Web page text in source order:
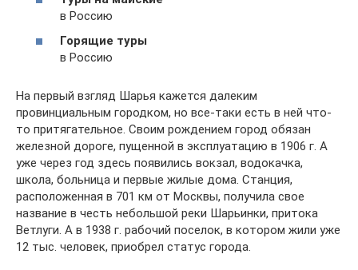
в Россию
Горящие туры
в Россию
На первый взгляд Шарья кажется далеким
провинциальным городком, но все-таки есть в ней что-
то притягательное. Своим рождением город обязан
железной дороге, пущенной в эксплуатацию в 1906 г. А
уже через год здесь появились вокзал, водокачка,
школа, больница и первые жилые дома. Станция,
расположенная в 701 км от Москвы, получила свое
название в честь небольшой реки Шарьинки, притока
Ветлуги. А в 1938 г. рабочий поселок, в котором жили уже
12 тыс. человек, приобрел статус города.